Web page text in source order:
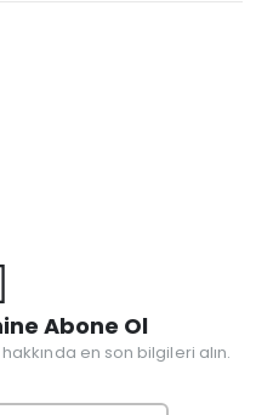
Abone Ol
en son bilgileri alın.